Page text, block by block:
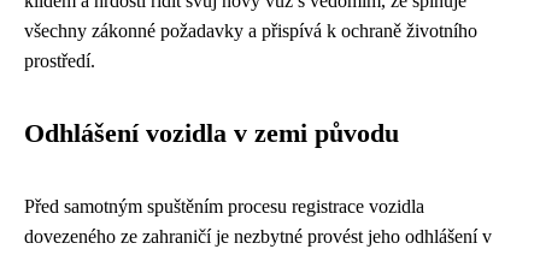
všechny zákonné požadavky a přispívá k ochraně životního
prostředí.
Odhlášení vozidla v zemi původu
Před samotným spuštěním procesu registrace vozidla
dovezeného ze zahraničí je nezbytné provést jeho odhlášení v